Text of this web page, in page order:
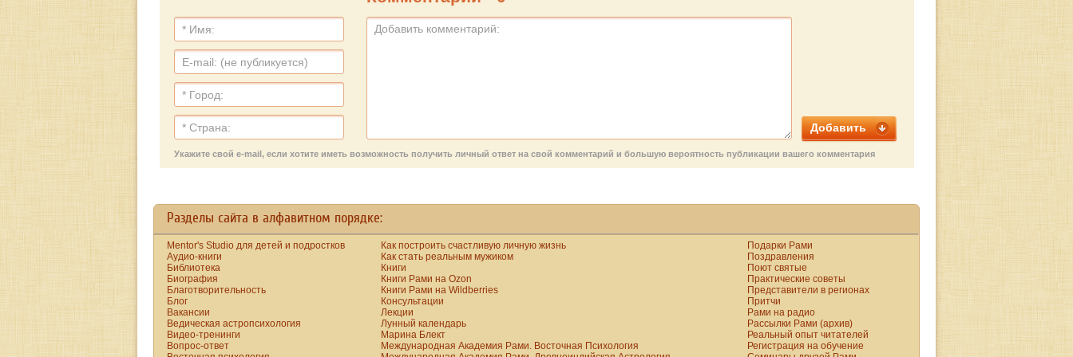
Добавить
Укажите свой e-mail, если хотите иметь возможность получить личный ответ на свой комментарий и большую вероятность публикации вашего комментария
Разделы сайта в алфавитном порядке:
Mentor's Studio для детей и подростков
Аудио-книги
Библиотека
Биография
Благотворительность
Блог
Вакансии
Ведическая астропсихология
Видео-тренинги
Вопрос-ответ
Как построить счастливую личную жизнь
Как стать реальным мужиком
Книги
Книги Рами на Ozon
Книги Рами на Wildberries
Консультации
Лекции
Лунный календарь
Марина Блект
Международная Академия Рами. Восточная Психология
Подарки Рами
Поздравления
Поют святые
Практические советы
Представители в регионах
Притчи
Рами на радио
Рассылки Рами (архив)
Реальный опыт читателей
Регистрация на обучение